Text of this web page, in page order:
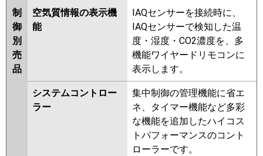
制
御
別
売
品
空気質情報の表示機
能
IAQセンサーを接続時に、
IAQセンサーで検知した温
度・湿度・CO2濃度を、多
機能ワイヤードリモコンに
表示します。
システムコントロー
ラー
集中制御の管理機能に省エ
ネ、タイマー機能など多彩
な機能を追加したハイコス
トパフォーマンスのコント
ローラーです。